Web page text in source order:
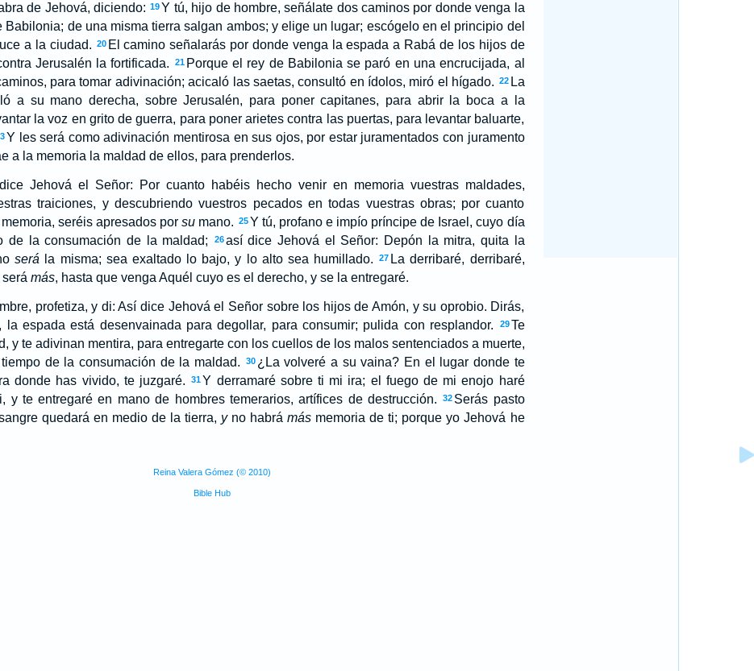
de Jehová, diciendo: 19 Y tú, hijo de hombre, señálate dos caminos por donde venga la
Babilonia; de una misma tierra salgan ambos; y elige un lugar; escógelo en el principio del
a la ciudad. 20 El camino señalarás por donde venga la espada a Rabá de los hijos de
Jerusalén la fortificada.
21 Porque el rey de Babilonia se paró en una encrucijada, al
para tomar adivinación; acicaló las saetas, consultó en ídolos, miró el hígado. 22 La
a su mano derecha, sobre Jerusalén, para poner capitanes, para abrir la boca a la
la voz en grito de guerra, para poner arietes contra las puertas, para levantar baluarte,
Y les será como adivinación mentirosa en sus ojos, por estar juramentados con juramento
a la memoria la maldad de ellos, para prenderlos.
Jehová el Señor: Por cuanto habéis hecho venir en memoria vuestras maldades,
traiciones, y descubriendo vuestros pecados en todas vuestras obras; por cuanto
seréis apresados porsu mano. 25 Y tú, profano e impío príncipe de Israel, cuyo día
de la consumación de la maldad;
26así dice Jehová el Señor: Depón la mitra, quita la
será la misma; sea exaltado lo bajo, y lo alto sea humillado. 27 La derribaré, derribaré,
más, hasta que venga Aquél cuyo es el derecho, y se la entregaré.
profetiza, y di: Así dice Jehová el Señor sobre los hijos de Amón, y su oprobio. Dirás,
la espada está desenvainada para degollar, para consumir; pulida con resplandor.
29 Te
y te adivinan mentira, para entregarte con los cuellos de los malos sentenciados a muerte,
de la consumación de la maldad.
30 ¿La volveré a su vaina? En el lugar donde te
donde has vivido, te juzgaré.
31Y derramaré sobre ti mi ira; el fuego de mi enojo haré
y te entregaré en mano de hombres temerarios, artífices de destrucción.
32 Serás pasto
quedará en medio de la tierra, yno habrámás memoria de ti; porque yo Jehová he
Reina Valera Gómez (© 2010)
Bible Hub